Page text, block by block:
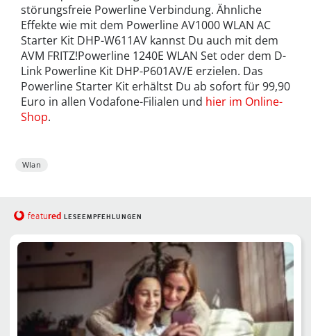
störungsfreie Powerline Verbindung. Ähnliche
Effekte wie mit dem Powerline AV1000 WLAN AC
Starter Kit DHP-W611AV kannst Du auch mit dem
AVM FRITZ!Powerline 1240E WLAN Set oder dem D-
Link Powerline Kit DHP-P601AV/E erzielen. Das
Powerline Starter Kit erhältst Du ab sofort für 99,90
Euro in allen Vodafone-Filialen und hier im Online-
Shop.
Wlan
featured LESEEMPFEHLUNGEN